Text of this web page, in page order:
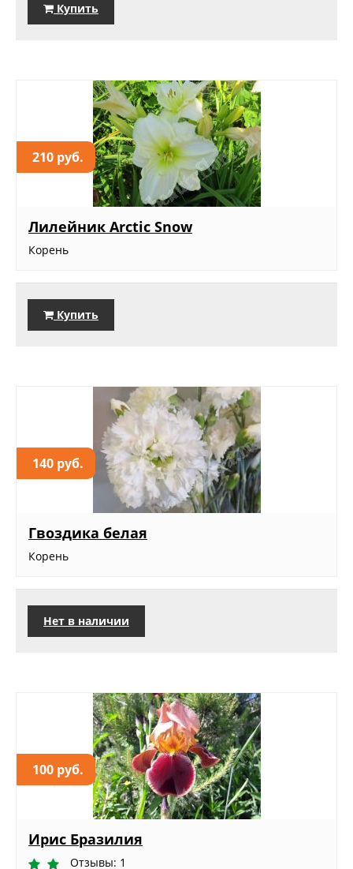
Купить
210 руб.
Лилейник Arctic Snow
Корень
Купить
140 руб.
Гвоздика белая
Корень
Нет в наличии
100 руб.
Ирис Бразилия
Отзывы: 1